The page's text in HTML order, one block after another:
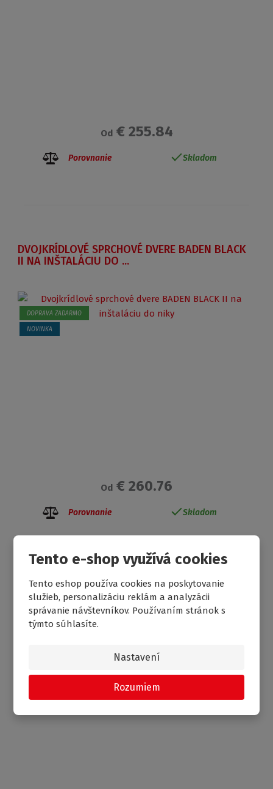
Tento e-shop využívá cookies
Tento eshop používa cookies na poskytovanie
služieb, personalizáciu reklám a analyzácii
správanie návštevníkov. Používaním stránok s
týmto súhlasíte.
Nastavení
Rozumiem
Od€ 255.84
Porovnanie Skladom
DVOJKRÍDLOVÉ SPRCHOVÉ DVERE BADEN BLACK
II NA INŠTALÁCIU DO ...
DOPRAVA ZADARMO
NOVINKA
Od € 260.76
Porovnanie Skladom
ŠTVORCOVÝ SPRCHOVACÍ KÚT OBS2